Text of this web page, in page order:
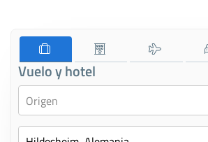
Vuelo y hotel